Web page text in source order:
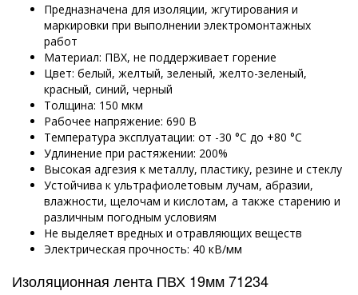
Предназначена для изоляции, жгутирования и
маркировки при выполнении электромонтажных
работ
Материал: ПВХ, не поддерживает горение
Цвет: белый, желтый, зеленый, желто-зеленый,
красный, синий, черный
Толщина: 150 мкм
Рабочее напряжение: 690 В
Температура эксплуатации: от -30 °C до +80 °C
Удлинение при растяжении: 200%
Высокая адгезия к металлу, пластику, резине и стеклу
Устойчива к ультрафиолетовым лучам, абразии,
влажности, щелочам и кислотам, а также старению и
различным погодным условиям
Не выделяет вредных и отравляющих веществ
Электрическая прочность: 40 кВ/мм
Изоляционная лента ПВХ 19мм 71234